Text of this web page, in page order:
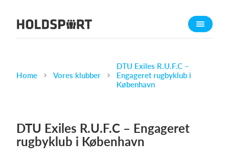
Om Holdsport
Karriere
Kalender
Home Vores klubber
DTU Exiles R.U.F.C –
Engageret rugbyklub i
København
DTU Exiles R.U.F.C – Engageret
rugbyklub i København